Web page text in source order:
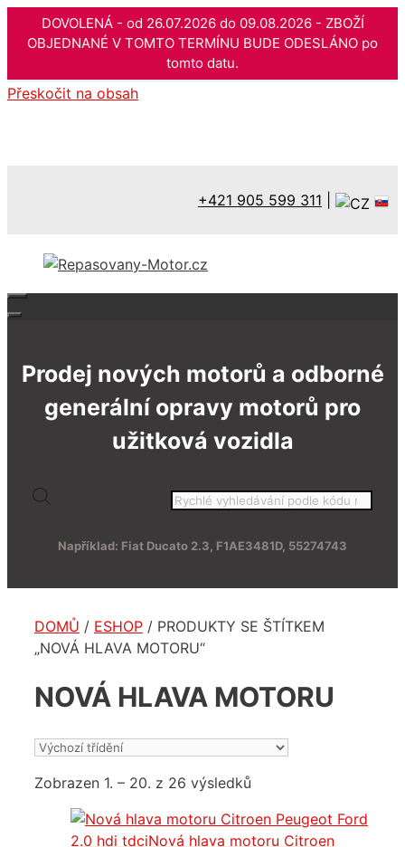
DOVOLENÁ - od 26.07.2026 do 09.08.2026 - ZBOŽÍ
OBJEDNANÉ V TOMTO TERMÍNU BUDE ODESLÁNO po
tomto datu.
Přeskočit na obsah
+421 905 599 311
Prodej nových motorů a odborné
generální opravy motorů pro
užitková vozidla
Například: Fiat Ducato 2.3, F1AE3481D, 55274743
DOMŮ / ESHOP / PRODUKTY SE ŠTÍTKEM
„NOVÁ HLAVA MOTORU“
NOVÁ HLAVA MOTORU
Zobrazen 1. – 20. z 26 výsledků